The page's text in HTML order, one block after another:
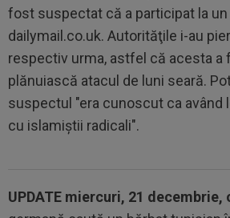
fost suspectat că a participat la un
dailymail.co.uk. Autorităţile i-au
respectiv urma, astfel că acesta a
plănuiască atacul de luni seară.
suspectul "era cunoscut ca având
cu islamiştii radicali".
UPDATE miercuri, 21 decembrie,